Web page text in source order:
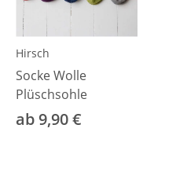
Hirsch
Socke Wolle
Plüschsohle
ab 9,90 €